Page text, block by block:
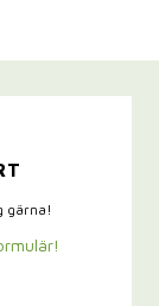
gärna!